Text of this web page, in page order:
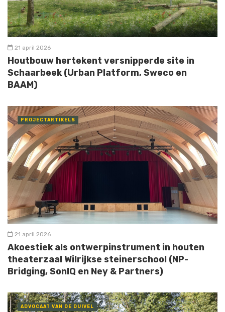
21 april 2026
Houtbouw hertekent versnipperde site in
Schaarbeek (Urban Platform, Sweco en
BAAM)
PROJECTARTIKELS
21 april 2026
Akoestiek als ontwerpinstrument in houten
theaterzaal Wilrijkse steinerschool (NP-
Bridging, SonIQ en Ney & Partners)
ADVOCAAT VAN DE DUIVEL